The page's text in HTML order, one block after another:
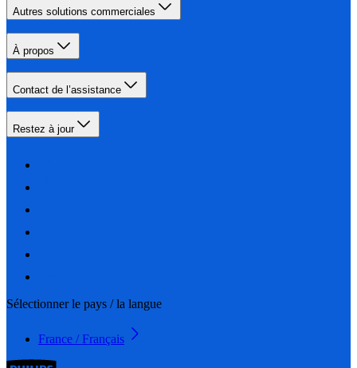
Autres solutions commerciales
À propos
Contact de l’assistance
Restez à jour
Sélectionner le pays / la langue
France / Français